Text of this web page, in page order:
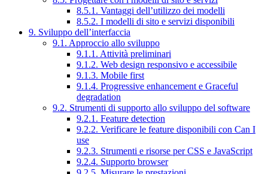
8.5.1. Vantaggi dell’utilizzo dei modelli
8.5.2. I modelli di sito e servizi disponibili
9. Sviluppo dell’interfaccia
9.1. Approccio allo sviluppo
9.1.1. Attività preliminari
9.1.2. Web design responsivo e accessibile
9.1.3. Mobile first
9.1.4. Progressive enhancement e Graceful
degradation
9.2. Strumenti di supporto allo sviluppo del software
9.2.1. Feature detection
9.2.2. Verificare le feature disponibili con Can I
use
9.2.3. Strumenti e risorse per CSS e JavaScript
9.2.4. Supporto browser